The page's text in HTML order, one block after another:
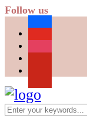
Follow us